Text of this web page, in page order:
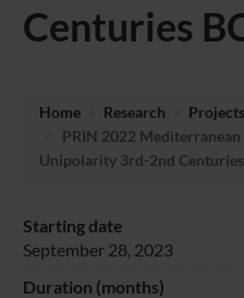
Centuries
Home Research
Projects
PRIN 2022
Unipolarity 3rd-2nd Centuries
Starting date
September 28, 2023
Duration (months)